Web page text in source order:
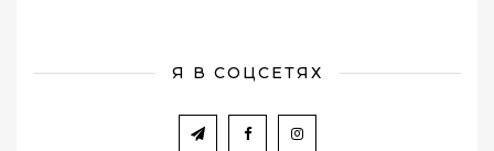
Я В СОЦСЕТЯХ